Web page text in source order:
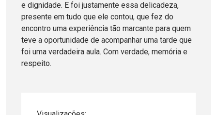
e dignidade. E foi justamente essa delicadeza,
presente em tudo que ele contou, que fez do
encontro uma experiência tão marcante para quem
teve a oportunidade de acompanhar uma tarde que
foi uma verdadeira aula. Com verdade, memória e
respeito.